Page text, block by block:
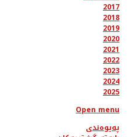
2017
2018
2019
2020
2021
2022
2023
2024
2025
Open menu
پەیوەندی